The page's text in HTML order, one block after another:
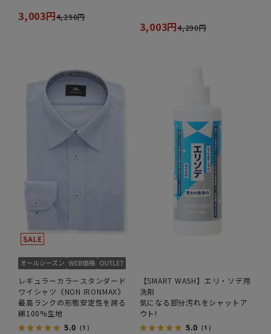
3,003円4,290円
3,003円4,290円
レギュラーカラースタンダード
ワイシャツ《NON IRONMAX》
最高ランクの形態安定性を誇る
綿100%生地
5.0 （1）
【SMART WASH】エリ・ソデ用
洗剤
気になる部分汚れをシャットア
ウト!
5.0 （1）